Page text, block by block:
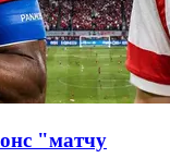
"матчу